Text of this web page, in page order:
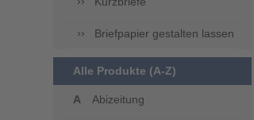
Briefpapier gestalten lassen
Alle Produkte (A-Z)
Abizeitung